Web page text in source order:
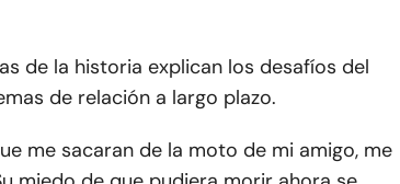
de la historia explican los desafíos del
de relación a largo plazo.
me sacaran de la moto de mi amigo, me